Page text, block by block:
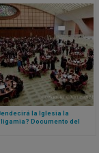
la Iglesia la
Documento del